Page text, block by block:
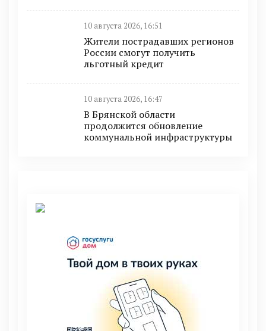
10 августа 2026, 16:51
Жители пострадавших регионов
России смогут получить
льготный кредит
10 августа 2026, 16:47
В Брянской области
продолжится обновление
коммунальной инфраструктуры